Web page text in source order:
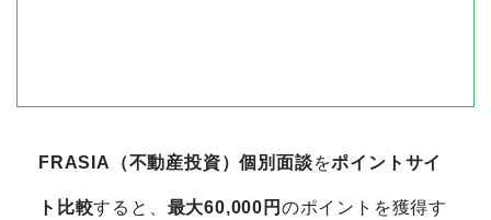
FRASIA（不動産投資）個別面談をポイントサイ
ト比較すると、 最大60,000円 のポイントを獲得す